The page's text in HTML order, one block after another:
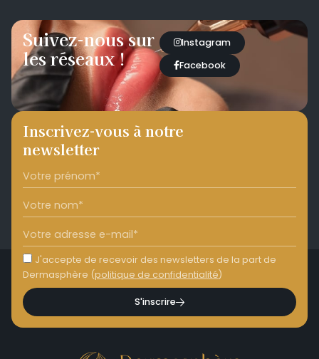
Suivez-nous sur
les réseaux !
Instagram
Facebook
Inscrivez-vous à notre
newsletter
J'accepte de recevoir des newsletters de la part de
Dermasphère (politique de confidentialité)
S'inscrire